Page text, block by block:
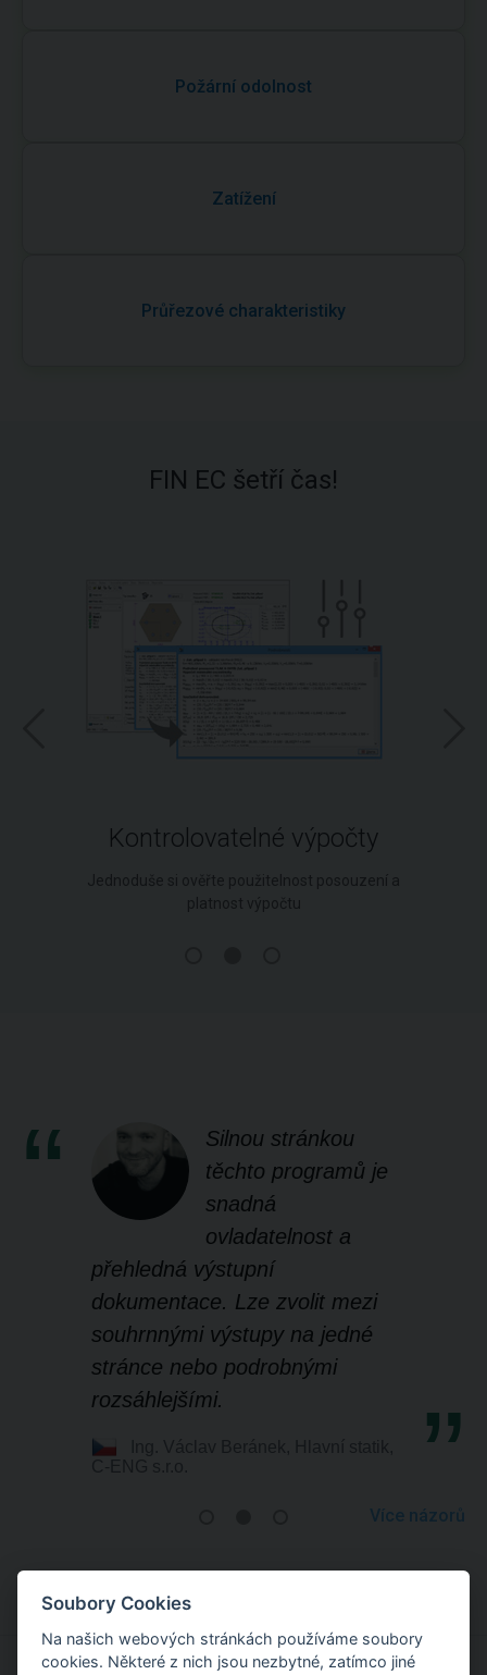
Požární odolnost
Zatížení
Průřezové charakteristiky
FIN EC šetří čas!
Kontrolovatelné výpočty
Jednoduše si ověřte použitelnost posouzení a
platnost výpočtu
Silnou stránkou
těchto programů je
snadná
ovladatelnost a
přehledná výstupní
dokumentace. Lze zvolit mezi
souhrnnými výstupy na jedné
stránce nebo podrobnými
rozsáhlejšími.
Více názorů
Soubory Cookies
Na našich webových stránkách používáme soubory
cookies. Některé z nich jsou nezbytné, zatímco jiné